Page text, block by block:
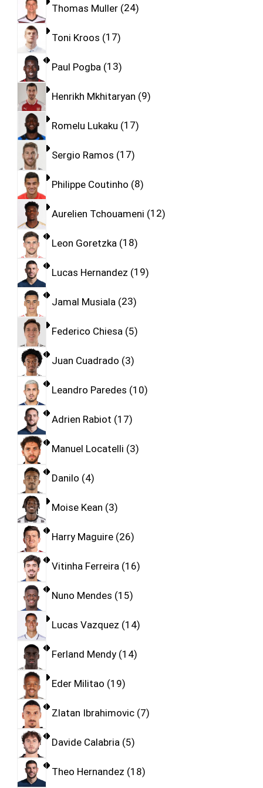
Thomas Muller 24
Toni Kroos 17
Paul Pogba 13
Henrikh Mkhitaryan 9
Romelu Lukaku 17
Sergio Ramos 17
Philippe Coutinho 8
Aurelien Tchouameni 12
Leon Goretzka 18
Lucas Hernandez 19
Jamal Musiala 23
Federico Chiesa 5
Juan Cuadrado 3
Leandro Paredes 10
Adrien Rabiot 17
Manuel Locatelli 3
Danilo 4
Moise Kean 3
Harry Maguire 26
Vitinha Ferreira 16
Nuno Mendes 15
Lucas Vazquez 14
Ferland Mendy 14
Eder Militao 19
Zlatan Ibrahimovic 7
Davide Calabria 5
Theo Hernandez 18